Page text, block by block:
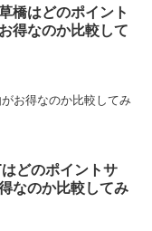
橋はどのポイント
得なのか比較して
お得なのか比較してみ
どのポイントサ
なのか比較してみ